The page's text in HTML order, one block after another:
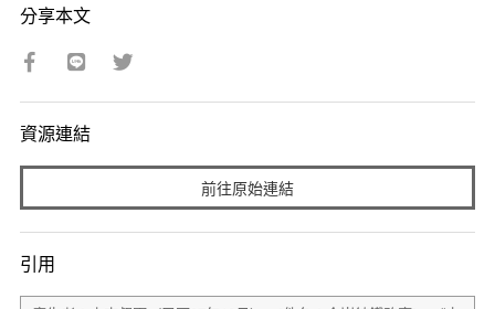
分享本文
資源連結
前往原始連結
引用